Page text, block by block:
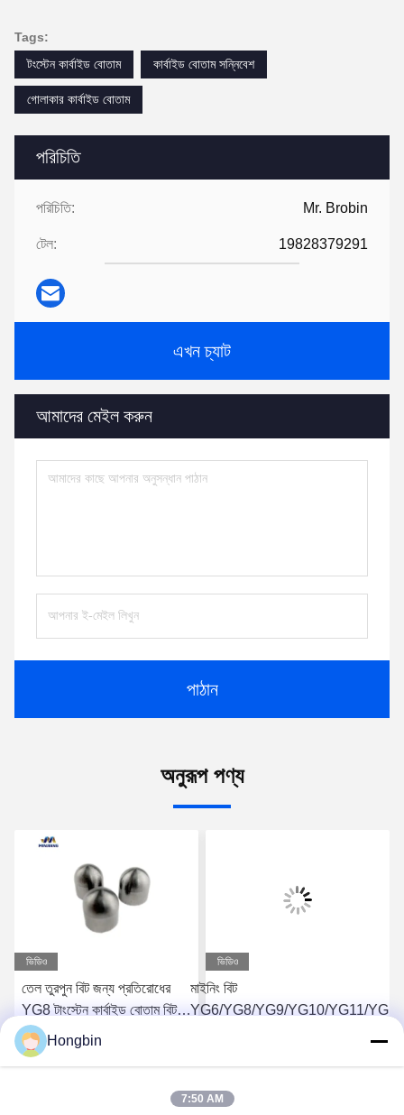
পরিচিতি
পরিচিতি: Mr. Brobin
টেল: 19828379291
এখন চ্যাট
আমাদের মেইল করুন
পাঠান
Tags:
টংস্টেন কার্বাইড বোতাম
কার্বাইড বোতাম সন্নিবেশ
গোলাকার কার্বাইড বোতাম
অনুরূপ পণ্য
ভিডিও
তেল তুরপুন বিট জন্য প্রতিরোধের
YG8 টাংস্টেন কার্বাইড বোতাম বিট
পরেন
ভিডিও
মাইনিং বিট
YG6/YG8/YG9/YG10/YG11/YG13
Hongbin
7:50 AM